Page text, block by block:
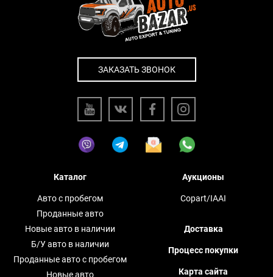
ЗАКАЗАТЬ ЗВОНОК
Каталог
Авто с пробегом
Проданные авто
Новые авто в наличии
Б/У авто в наличии
Проданные авто с пробегом
Новые авто
Аукционы
Copart/IAAI
Доставка
Процесс покупки
Карта сайта